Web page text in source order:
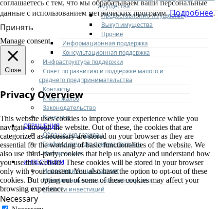
имущества
Предоставление имущества
Выкуп имущества
Прочие
Информационная поддержка
Консультационная поддержка
Инфраструктура поддержки
Совет по развитию и поддержке малого и
среднего предпринимательства
Контакты
Книга жалоб
Законодательство
Конкурсы
ОБРАЩЕНИЯ
Обращения граждан
Графики личного приема граждан
Информация
ИНВЕСТИЦИИ
Инвестиционный паспорт
Муниципально-частное партнерство
Новости инвестиций
соглашаетесь с тем, что мы обрабатываем ваши персональные
данные с использованием метрических программ.Подробнее.
Принять
Manage consent
Close
Privacy Overview
This website uses cookies to improve your experience while you
navigate through the website. Out of these, the cookies that are
categorized as necessary are stored on your browser as they are
essential for the working of basic functionalities of the website. We
also use third-party cookies that help us analyze and understand how
you use this website. These cookies will be stored in your browser
only with your consent. You also have the option to opt-out of these
cookies. But opting out of some of these cookies may affect your
browsing experience.
Necessary